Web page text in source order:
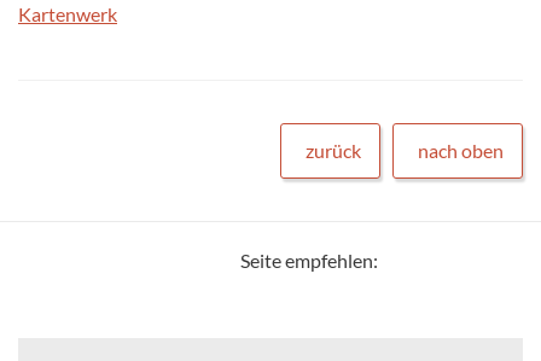
Kartenwerk
zurück nach oben
Seite empfehlen: